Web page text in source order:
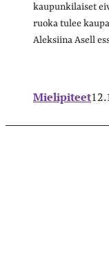
kaupunkilaiset
ruoka tulee
Aleksiina Asell
Mielipiteet